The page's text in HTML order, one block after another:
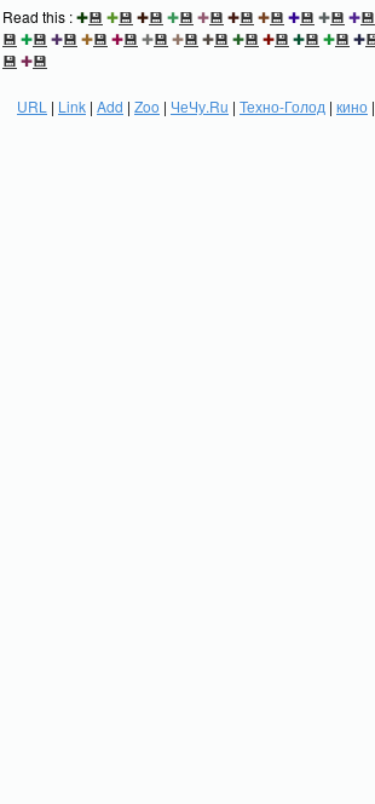
Read this :✚💾 ✚💾 ✚💾 ✚💾 ✚💾 ✚💾 ✚💾 ✚💾 ✚💾 ✚💾
💾 ✚💾 ✚💾 ✚💾 ✚💾 ✚💾 ✚💾 ✚💾 ✚💾 ✚💾 ✚💾 ✚💾 ✚
💾 ✚💾
URL | Link | Add | Zoo | ЧеЧу.Ru | Техно-Голод | кино |